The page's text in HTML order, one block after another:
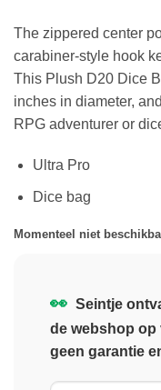
The zippered center
carabiner-style hook
This Plush D20 Dice
inches in diameter,
RPG adventurer or
Ultra Pro
Dice bag
Momenteel niet
👀 Seintje
de webshop op
geen garantie